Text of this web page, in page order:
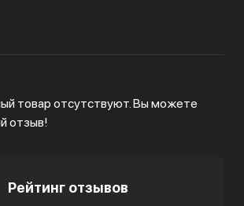
товар отсутствуют. Вы можете
отзыв!
Рейтинг отзывов